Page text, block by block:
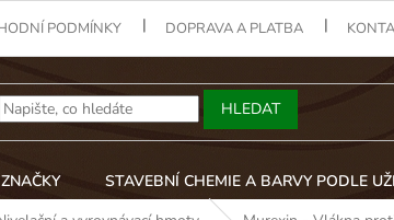
PODMÍNKY DOPRAVA A PLATBA
HLEDAT
STAVEBNÍ CHEMIE A BARVY PODLE